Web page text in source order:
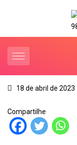
18 de abril de 2023
Compartilhe